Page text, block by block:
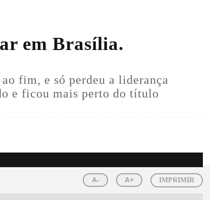
em Brasília.
fim, e só perdeu a liderança
e ficou mais perto do título
A- A+ IMPRIMIR